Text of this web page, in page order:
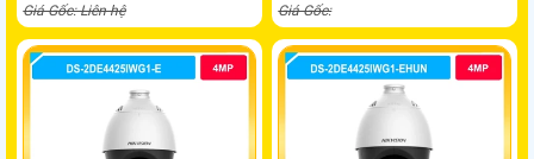
Giá Gốc: Liên hệ Giá Gốc: